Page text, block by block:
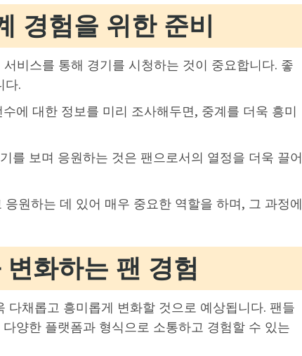
경험을 위한 준비
비스를 통해 경기를 시청하는 것이 중요합니다. 좋
다.
에 대한 정보를 미리 조사해두면, 중계를 더욱 흥미
를 보며 응원하는 것은 팬으로서의 열정을 더욱 끌어
원하는 데 있어 매우 중요한 역할을 하며, 그 과정에
화하는 팬 경험
채롭고 흥미롭게 변화할 것으로 예상됩니다. 팬들
양한 플랫폼과 형식으로 소통하고 경험할 수 있는